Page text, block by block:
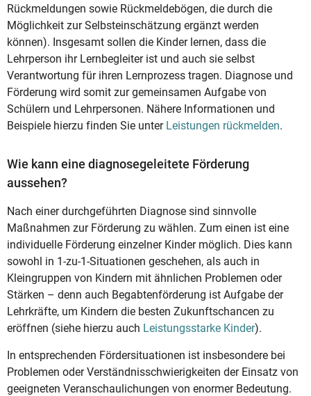
Rückmeldungen sowie Rückmeldebögen, die durch die
Möglichkeit zur Selbsteinschätzung ergänzt werden
können). Insgesamt sollen die Kinder lernen, dass die
Lehrperson ihr Lernbegleiter ist und auch sie selbst
Verantwortung für ihren Lernprozess tragen. Diagnose und
Förderung wird somit zur gemeinsamen Aufgabe von
Schülern und Lehrpersonen. Nähere Informationen und
Beispiele hierzu finden Sie unter Leistungen rückmelden.
Wie kann eine diagnosegeleitete Förderung
aussehen?
Nach einer durchgeführten Diagnose sind sinnvolle
Maßnahmen zur Förderung zu wählen. Zum einen ist eine
individuelle Förderung einzelner Kinder möglich. Dies kann
sowohl in 1-zu-1-Situationen geschehen, als auch in
Kleingruppen von Kindern mit ähnlichen Problemen oder
Stärken – denn auch Begabtenförderung ist Aufgabe der
Lehrkräfte, um Kindern die besten Zukunftschancen zu
eröffnen (siehe hierzu auch Leistungsstarke Kinder).
In entsprechenden Fördersituationen ist insbesondere bei
Problemen oder Verständnisschwierigkeiten der Einsatz von
geeigneten Veranschaulichungen von enormer Bedeutung.